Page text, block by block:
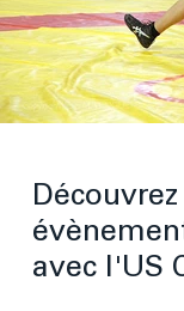
avec l'US